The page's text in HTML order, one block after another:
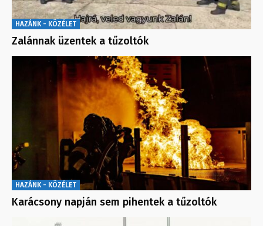
HAZÁNK - KÖZÉLET
Zalánnak üzentek a tűzoltók
HAZÁNK - KÖZÉLET
Karácsony napján sem pihentek a tűzoltók